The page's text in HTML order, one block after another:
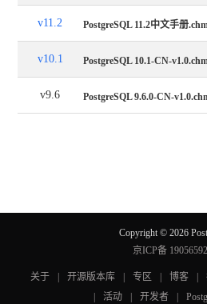
v11.2 PostgreSQL 11.2中文手册
v10.1 PostgreSQL 10.1-CN-
v9.6 PostgreSQL 9.6.0-CN-
Copyright © 2026
京ICP备
关于 | 开源版本库 | 专区 | 博客 |
活动 开发者